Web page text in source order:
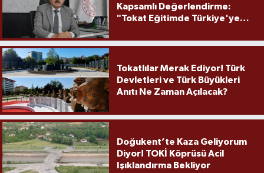
Kapsamlı Değerlendirme:
"Tokat Eğitimde Türkiye'ye
Tokatlılar Merak Ediyor! Türk
Devletleri ve Türk Büyükleri
Anıtı Ne Zaman Açılacak?
Doğukent’te Kaza Geliyorum
Diyor! TOKİ Köprüsü Acil
Işıklandırma Bekliyor